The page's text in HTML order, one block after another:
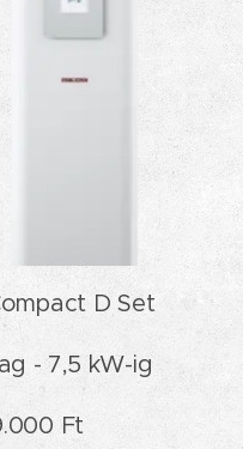
D Set
- 7,5 kW-ig
Ft